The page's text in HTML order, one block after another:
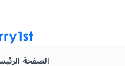
الصفحة